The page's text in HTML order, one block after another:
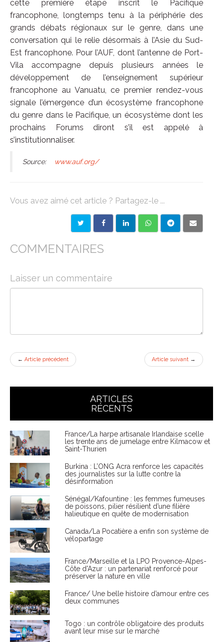
cette première étape inscrit le Pacifique
francophone, longtemps tenu à la périphérie des
grands débats régionaux sur le genre, dans une
conversation qui le relie désormais à l’Asie du Sud-
Est francophone. Pour l’AUF, dont l’antenne de Port-
Vila accompagne depuis plusieurs années le
développement de l’enseignement supérieur
francophone au Vanuatu, ce premier rendez-vous
signale l’émergence d’un écosystème francophone
du genre dans le Pacifique, un écosystème dont les
prochains Forums diront s’il est appelé à
s’institutionnaliser.
Source: www.auf.org/
Vous avez aimé cet article ? Partagez-le ...
COMMENTAIRES
Laisser un commentaire
← Article précédent Article suivant →
ARTICLES
RÉCENTS
France/La harpe artisanale Irlandaise scelle
les trente ans de jumelage entre Kilmacow et
Saint-Thurien
Burkina : L’ONG Acra renforce les capacités
des journalistes sur la lutte contre la
désinformation
Sénégal/Kafountine : les femmes fumeuses
de poissons, pilier résilient d’une filière
halieutique en quête de modernisation
Canada/La Pocatière a enfin son système de
vélopartage
France/Marseille et la LPO Provence-Alpes-
Côte d'Azur : un partenariat renforcé pour
préserver la nature en ville
France/ Une belle histoire d’amour entre ces
deux communes
Togo : un contrôle obligatoire des produits
avant leur mise sur le marché